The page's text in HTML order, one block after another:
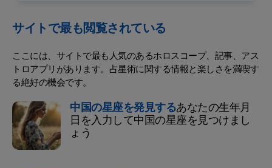
サイトで最も閲覧されている
ここには、サイトで最も人気のあるホロスコープ、記事、アス
トロアプリがあります。占星術に関する情報と楽しさを満喫す
る絶好の機会です。
中国の星座を発見するあなたの生年月
日を入力して中国の星座を見つけまし
ょう